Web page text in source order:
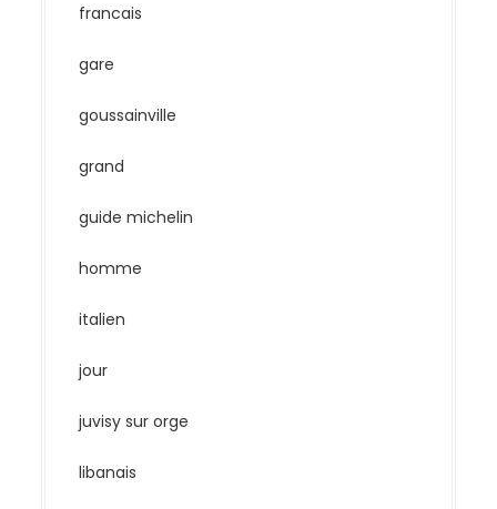
francais
gare
goussainville
grand
guide michelin
homme
italien
jour
juvisy sur orge
libanais